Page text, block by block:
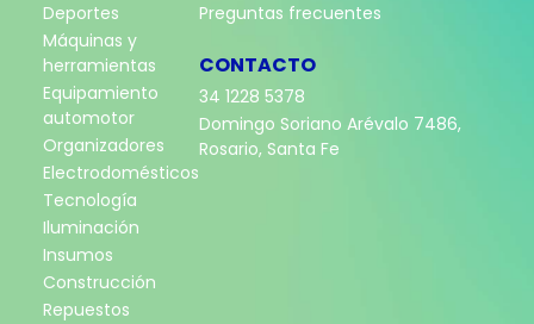
Deportes
Máquinas y
herramientas
Equipamiento
automotor
Organizadores
Electrodomésticos
Tecnología
Iluminación
Insumos
Construcción
Repuestos
Preguntas frecuentes
CONTACTO
34 1228 5378
Domingo Soriano Arévalo 7486,
Rosario, Santa Fe